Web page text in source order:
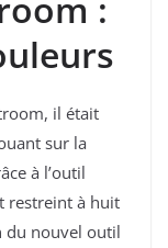
il était
sur la
à l’outil
restreint à huit
du nouvel outil